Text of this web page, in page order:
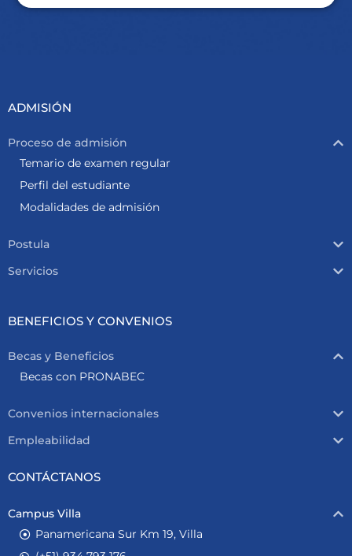
ADMISIÓN
Proceso de admisión
Temario de examen regular
Perfil del estudiante
Modalidades de admisión
Postula
Servicios
BENEFICIOS Y CONVENIOS
Becas y Beneficios
Becas con PRONABEC
Convenios internacionales
Empleabilidad
CONTÁCTANOS
Campus Villa
Panamericana Sur Km 19, Villa